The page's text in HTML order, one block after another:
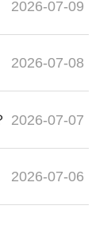
2026-07-09
2026-07-08
2026-07-07
2026-07-06